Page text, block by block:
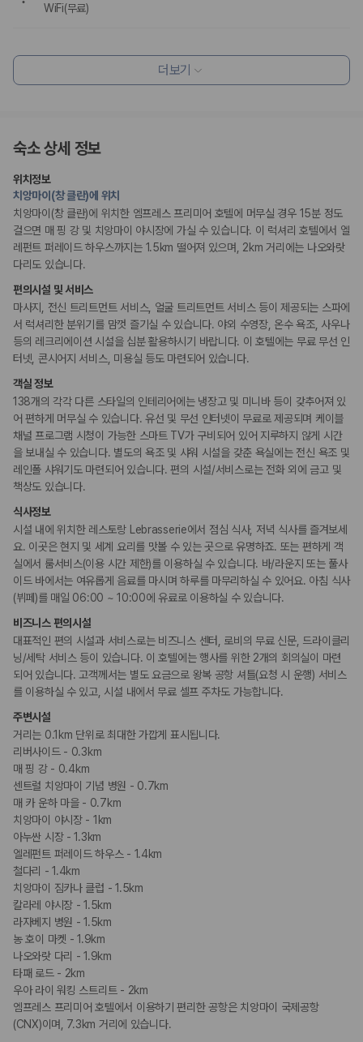
WiFi(무료)
ATM/은행업무
도서관
PC코너
엘리베이터
리셉션 서비스
콘시어지 서비스
짐 보관 서비스
드라이클리닝/세탁서비스
다국어 구사 가능 직원
웰빙 및 피트니스
사우나/스파
피트니스/헬스시설
키즈
어린이 수영장
비즈니스
비즈니스 센터
회의공간
흡연 시설
지정 흡연 구역
더보기
숙소 상세 정보
위치정보
치앙마이(창 클란)에 위치
치앙마이(창 클란)에 위치한 엠프레스 프리미어 호텔에 머무실 경우 15분 정도
걸으면 매 핑 강 및 치앙마이 야시장에 가실 수 있습니다. 이 럭셔리 호텔에서 엘
레펀트 퍼레이드 하우스까지는 1.5km 떨어져 있으며, 2km 거리에는 나오와랏
다리도 있습니다.
편의시설 및 서비스
마사지, 전신 트리트먼트 서비스, 얼굴 트리트먼트 서비스 등이 제공되는 스파에
서 럭셔리한 분위기를 맘껏 즐기실 수 있습니다. 야외 수영장, 온수 욕조, 사우나
등의 레크리에이션 시설을 십분 활용하시기 바랍니다. 이 호텔에는 무료 무선 인
터넷, 콘시어지 서비스, 미용실 등도 마련되어 있습니다.
객실 정보
138개의 각각 다른 스타일의 인테리어에는 냉장고 및 미니바 등이 갖추어져 있
어 편하게 머무실 수 있습니다. 유선 및 무선 인터넷이 무료로 제공되며 케이블
채널 프로그램 시청이 가능한 스마트 TV가 구비되어 있어 지루하지 않게 시간
을 보내실 수 있습니다. 별도의 욕조 및 샤워 시설을 갖춘 욕실에는 전신 욕조 및
레인폴 샤워기도 마련되어 있습니다. 편의 시설/서비스로는 전화 외에 금고 및
책상도 있습니다.
식사정보
시설 내에 위치한 레스토랑 Lebrasserie에서 점심 식사, 저녁 식사를 즐겨보세
요. 이곳은 현지 및 세계 요리를 맛볼 수 있는 곳으로 유명하죠. 또는 편하게 객
실에서 룸서비스(이용 시간 제한)를 이용하실 수 있습니다. 바/라운지 또는 풀사
이드 바에서는 여유롭게 음료를 마시며 하루를 마무리하실 수 있어요. 아침 식사
(뷔페)를 매일 06:00 ~ 10:00에 유료로 이용하실 수 있습니다.
비즈니스 편의시설
대표적인 편의 시설과 서비스로는 비즈니스 센터, 로비의 무료 신문, 드라이클리
닝/세탁 서비스 등이 있습니다. 이 호텔에는 행사를 위한 2개의 회의실이 마련
되어 있습니다. 고객께서는 별도 요금으로 왕복 공항 셔틀(요청 시 운행) 서비스
를 이용하실 수 있고, 시설 내에서 무료 셀프 주차도 가능합니다.
주변시설
거리는 0.1km 단위로 최대한 가깝게 표시됩니다.
리버사이드 - 0.3km
매 핑 강 - 0.4km
센트럴 치앙마이 기념 병원 - 0.7km
매 카 운하 마을 - 0.7km
치앙마이 야시장 - 1km
아누싼 시장 - 1.3km
엘레펀트 퍼레이드 하우스 - 1.4km
철다리 - 1.4km
치앙마이 짐카나 클럽 - 1.5km
칼라레 야시장 - 1.5km
라자베지 병원 - 1.5km
농 호이 마켓 - 1.9km
나오와랏 다리 - 1.9km
타패 로드 - 2km
우아 라이 워킹 스트리트 - 2km
엠프레스 프리미어 호텔에서 이용하기 편리한 공항은 치앙마이 국제공항
(CNX)이며, 7.3km 거리에 있습니다.